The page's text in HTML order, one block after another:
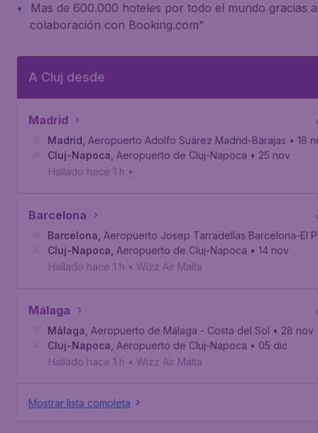
Mas de 600.000 hoteles por todo el mundo gracias
colaboración con Booking.com"
A Cluj desde
Madrid
Madrid Aeropuerto Adolfo Suárez Madrid-Barajas • 18
Cluj-Napoca Aeropuerto de Cluj-Napoca • 25 nov
Hallado hace 1 h •
Barcelona
Barcelona Aeropuerto Josep Tarradellas Barcelona-El
Cluj-Napoca Aeropuerto de Cluj-Napoca • 14 nov
Hallado hace 1 h • Wizz Air Malta
Málaga
Málaga Aeropuerto de Málaga - Costa del Sol • 28 nov
Cluj-Napoca Aeropuerto de Cluj-Napoca • 05 dic
Hallado hace 1 h • Wizz Air Malta
Mostrar lista completa